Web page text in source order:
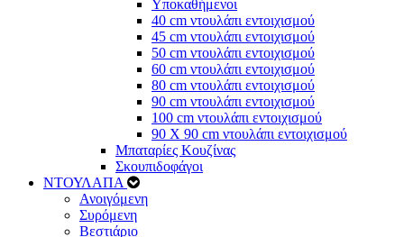
Υποκαθήμενοι
40 cm ντουλάπι εντοιχισμού
45 cm ντουλάπι εντοιχισμού
50 cm ντουλάπι εντοιχισμού
60 cm ντουλάπι εντοιχισμού
80 cm ντουλάπι εντοιχισμού
90 cm ντουλάπι εντοιχισμού
100 cm ντουλάπι εντοιχισμού
90 Χ 90 cm ντουλάπι εντοιχισμού
Μπαταρίες Κουζίνας
Σκουπιδοφάγοι
ΝΤΟΥΛΑΠΑ
Ανοιγόμενη
Συρόμενη
Βεστιάριο